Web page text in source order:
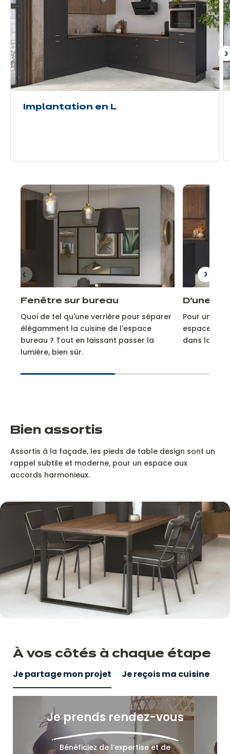
Implantation en L
Fenêtre sur bureau
Quoi de tel qu'une verrière pour séparer
élégamment la cuisine de l'espace
bureau ? Tout en laissant passer la
lumière, bien sûr.
D'une
Pour une
espaces,
dans la
Bien assortis
Assortis à la façade, les pieds de table design sont un
rappel subtile et moderne, pour un espace aux
accords harmonieux.
À vos côtés à chaque étape
Je partage mon projet Je reçois ma cuisine
Je prends rendez-vous
Bénéficiez de l’expertise et de